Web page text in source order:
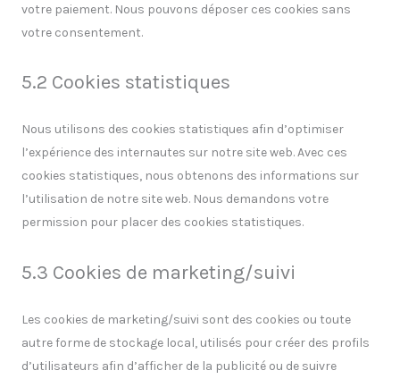
votre paiement. Nous pouvons déposer ces cookies sans
votre consentement.
5.2 Cookies statistiques
Nous utilisons des cookies statistiques afin d’optimiser
l’expérience des internautes sur notre site web. Avec ces
cookies statistiques, nous obtenons des informations sur
l’utilisation de notre site web. Nous demandons votre
permission pour placer des cookies statistiques.
5.3 Cookies de marketing/suivi
Les cookies de marketing/suivi sont des cookies ou toute
autre forme de stockage local, utilisés pour créer des profils
d’utilisateurs afin d’afficher de la publicité ou de suivre